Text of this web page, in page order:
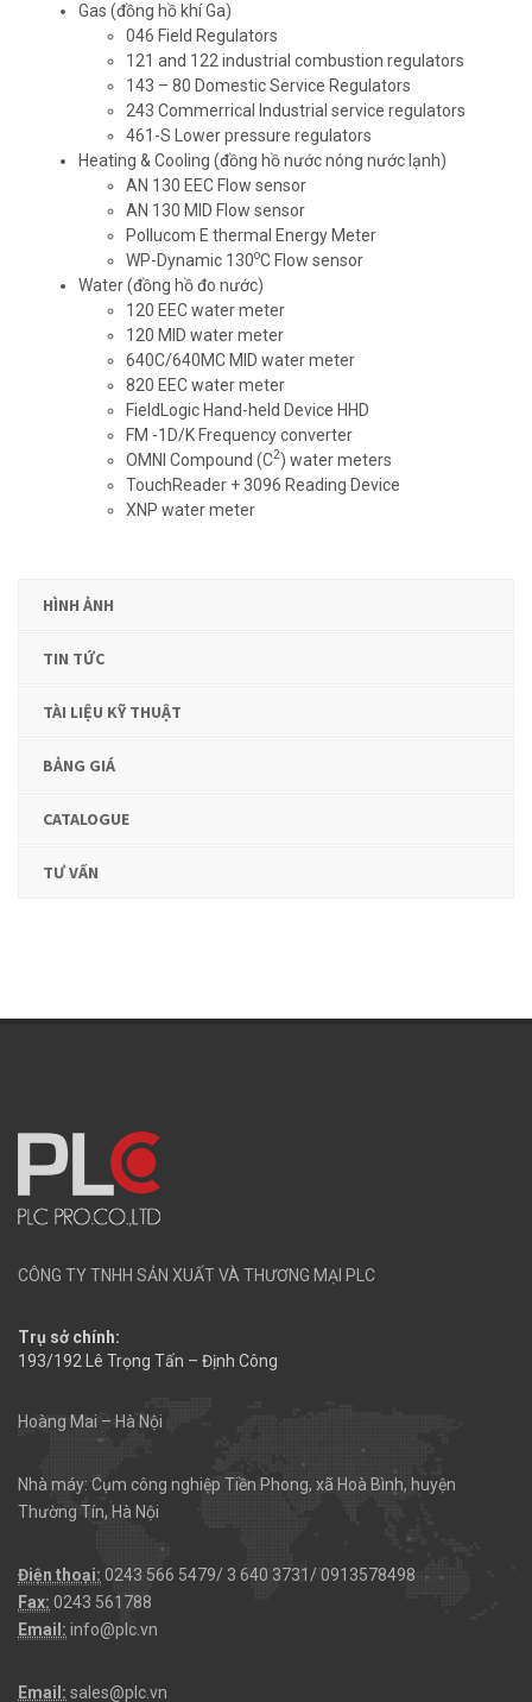
Gas (đồng hồ khí Ga)
046 Field Regulators
121 and 122 industrial combustion regulators
143 – 80 Domestic Service Regulators
243 Commerrical Industrial service regulators
461-S Lower pressure regulators
Heating & Cooling (đồng hồ nước nóng nước lạnh)
AN 130 EEC Flow sensor
AN 130 MID Flow sensor
Pollucom E thermal Energy Meter
WP-Dynamic 130oC Flow sensor
Water (đồng hồ đo nước)
120 EEC water meter
120 MID water meter
640C/640MC MID water meter
820 EEC water meter
FieldLogic Hand-held Device HHD
FM -1D/K Frequency converter
OMNI Compound (C2) water meters
TouchReader + 3096 Reading Device
XNP water meter
HÌNH ẢNH
TIN TỨC
TÀI LIỆU KỸ THUẬT
BẢNG GIÁ
CATALOGUE
TƯ VẤN
CÔNG TY TNHH SẢN XUẤT VÀ THƯƠNG MẠI PLC
Trụ sở chính:
193/192 Lê Trọng Tấn – Định Công
Hoàng Mai – Hà Nội
Nhà máy: Cụm công nghiệp Tiền Phong, xã Hoà Bình, huyện
Thường Tín, Hà Nội
Điện thoại: 0243 566 5479/ 3 640 3731/ 0913578498
Fax: 0243 561788
Email: info@plc.vn
Email: sales@plc.vn